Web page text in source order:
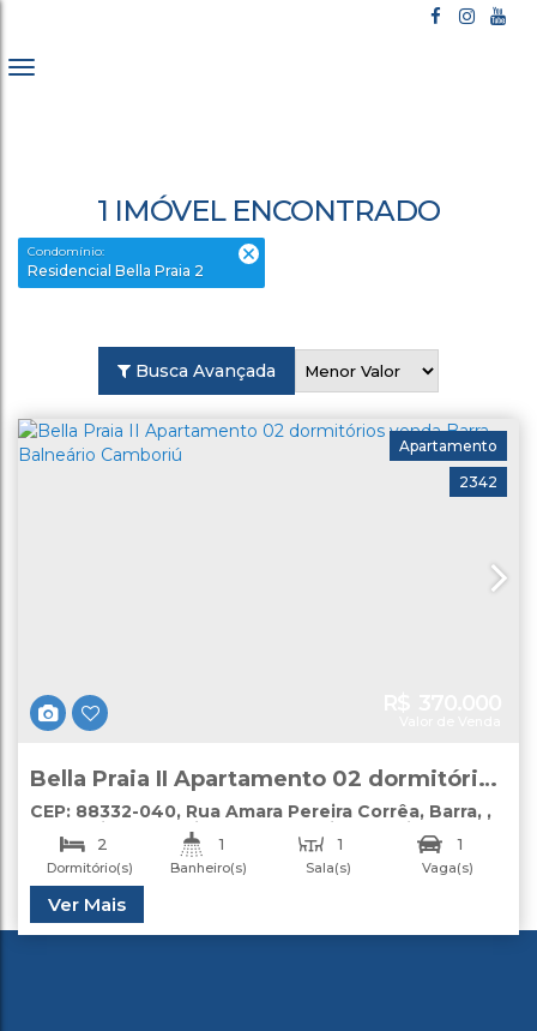
1 IMÓVEL ENCONTRADO
Condomínio:
Residencial Bella Praia 2
Busca Avançada
2342
Apartamento
Bella Praia II Apartamento 02 dormitórios
venda Barra Balneário Camboriú
CEP: 88332-040, Rua Amara Pereira Corrêa, Barra ,
Balneário Camboriú
Santa Catarina Brasil
2
Dormitório(s)
1
Banheiro(s)
1
Sala(s)
1
Vaga(s)
Útil:
52 .00m²
Ver Mais